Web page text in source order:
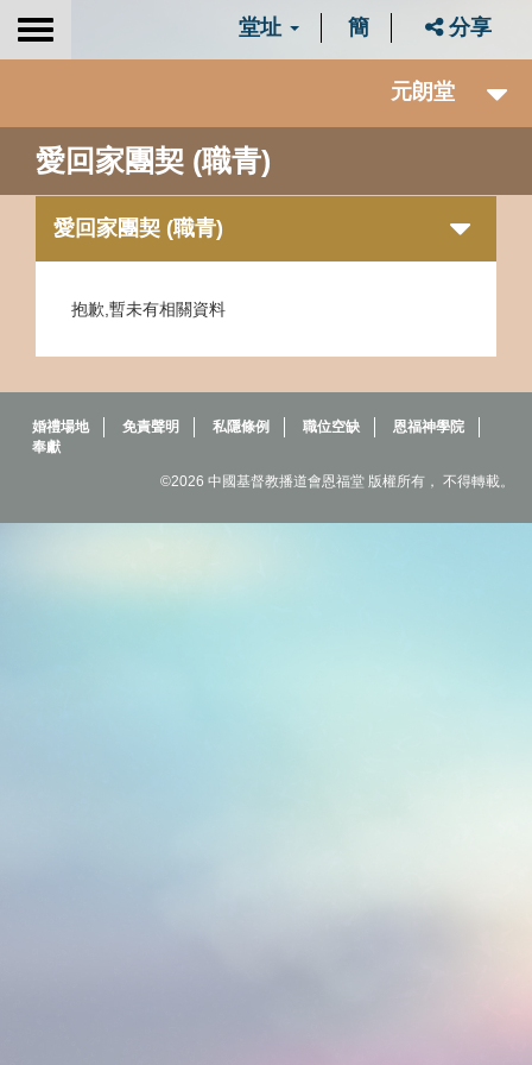
Toggle
堂址 簡 分享
元朗堂
愛回家團契 (職青)
愛回家團契 (職青)
抱歉,暫未有相關資料
婚禮場地 免責聲明 私隱條例 職位空缺
恩福神學院
奉獻
©2026 中國基督教播道會恩福堂 版權所有， 不得轉載。